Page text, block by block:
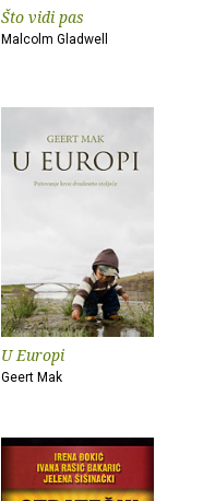
Što vidi pas
Malcolm Gladwell
U Europi
Geert Mak